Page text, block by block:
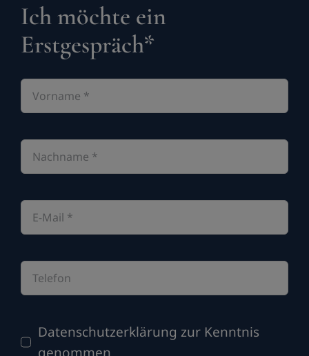
Ich möchte ein
Erstgespräch*
Datenschutzerklärung zur Kenntnis